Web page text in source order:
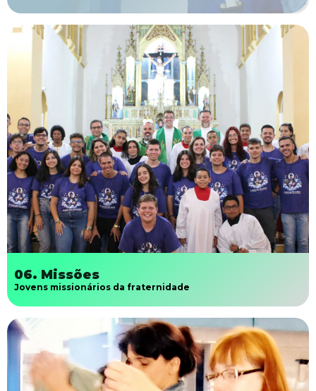
06. Missões
Jovens missionários da fraternidade